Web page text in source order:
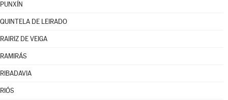
PUNXÍN
QUINTELA DE LEIRADO
RAIRIZ DE VEIGA
RAMIRÁS
RIBADAVIA
RIÓS